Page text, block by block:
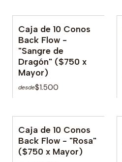
Caja de 10 Conos
Back Flow -
"Sangre de
Dragón" ($750 x
Mayor)
desde$1.500
Caja de 10 Conos
Back Flow - "Rosa"
($750 x Mayor)